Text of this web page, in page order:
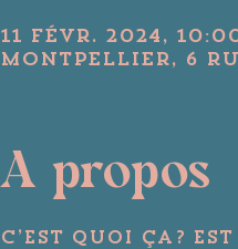
11 févr. 2024,
Montpellier, 6
A propos
C’est Quoi ça ?